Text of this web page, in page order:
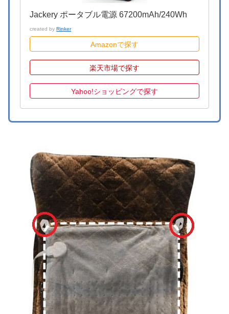
Jackery ポータブル電源 67200mAh/240Wh
created byRinker
Amazonで探す
楽天市場で探す
Yahoo!ショッピングで探す